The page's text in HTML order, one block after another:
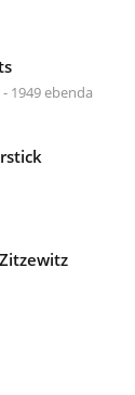
1949 ebenda